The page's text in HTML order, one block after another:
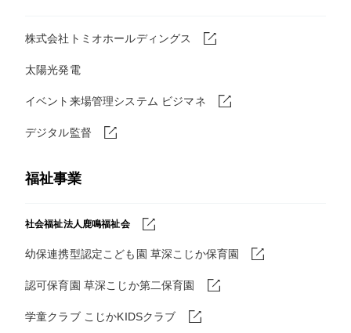
株式会社トミオホールディングス
太陽光発電
イベント来場管理システム ビジマネ
デジタル監督
福祉事業
社会福祉法人鹿鳴福祉会
幼保連携型認定こども園 草深こじか保育園
認可保育園 草深こじか第二保育園
学童クラブ こじかKIDSクラブ